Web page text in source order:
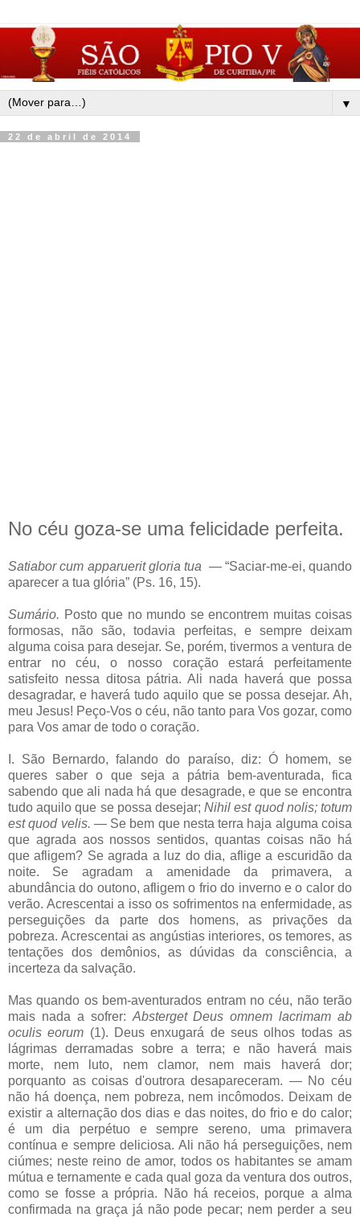
▼
22 de abril de 2014
No céu goza-se uma felicidade perfeita.
Satiabor cum apparuerit gloria tua — “Saciar-me-ei, quando
aparecer a tua glória” (Ps. 16, 15).
Sumário. Posto que no mundo se encontrem muitas coisas
formosas, não são, todavia perfeitas, e sempre deixam
alguma coisa para desejar. Se, porém, tivermos a ventura de
entrar no céu, o nosso coração estará perfeitamente
satisfeito nessa ditosa pátria. Ali nada haverá que possa
desagradar, e haverá tudo aquilo que se possa desejar. Ah,
meu Jesus! Peço-Vos o céu, não tanto para Vos gozar, como
para Vos amar de todo o coração.
I. São Bernardo, falando do paraíso, diz: Ó homem, se
queres saber o que seja a pátria bem-aventurada, fica
sabendo que ali nada há que desagrade, e que se encontra
tudo aquilo que se possa desejar;Nihil est quod nolis; totum
est quod velis. — Se bem que nesta terra haja alguma coisa
que agrada aos nossos sentidos, quantas coisas não há
que afligem? Se agrada a luz do dia, aflige a escuridão da
noite. Se agradam a amenidade da primavera, a
abundância do outono, afligem o frio do inverno e o calor do
verão. Acrescentai a isso os sofrimentos na enfermidade, as
perseguições da parte dos homens, as privações da
pobreza. Acrescentai as angústias interiores, os temores, as
tentações dos demônios, as dúvidas da consciência, a
incerteza da salvação.
Mas quando os bem-aventurados entram no céu, não terão
mais nada a sofrer:Absterget Deus omnem lacrimam ab
oculis eorum (1). Deus enxugará de seus olhos todas as
lágrimas derramadas sobre a terra; e não haverá mais
morte, nem luto, nem clamor, nem mais haverá dor;
porquanto as coisas d'outrora desapareceram. — No céu
não há doença, nem pobreza, nem incômodos. Deixam de
existir a alternação dos dias e das noites, do frio e do calor;
é um dia perpétuo e sempre sereno, uma primavera
contínua e sempre deliciosa. Ali não há perseguições, nem
ciúmes; neste reino de amor, todos os habitantes se amam
mútua e ternamente e cada qual goza da ventura dos outros,
como se fosse a própria. Não há receios, porque a alma
confirmada na graça já não pode pecar; nem perder a seu